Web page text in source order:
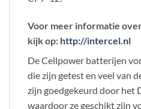
Voor meer informatie
kijk op: http://intercel.nl
De Cellpower batterijen
die zijn getest en veel van
zijn goedgekeurd door het
waardoor ze geschikt zijn